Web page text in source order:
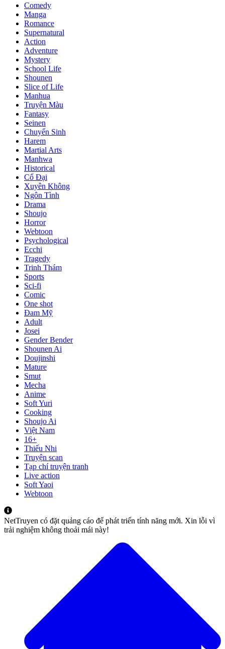
Comedy
Manga
Romance
Supernatural
Action
Adventure
Mystery
School Life
Shounen
Slice of Life
Manhua
Truyện Màu
Fantasy
Seinen
Chuyển Sinh
Harem
Martial Arts
Manhwa
Historical
Cổ Đại
Xuyên Không
Ngôn Tình
Drama
Shoujo
Horror
Webtoon
Psychological
Ecchi
Tragedy
Trinh Thám
Sports
Sci-fi
Comic
One shot
Đam Mỹ
Adult
Josei
Gender Bender
Shounen Ai
Doujinshi
Mature
Smut
Mecha
Anime
Soft Yuri
Cooking
Shoujo Ai
Việt Nam
16+
Thiếu Nhi
Truyện scan
Tạp chí truyện tranh
Live action
Soft Yaoi
Webtoon
NetTruyen có đặt quảng cáo để phát triển tính năng mới. Xin lỗi vì
trải nghiệm không thoải mái này!